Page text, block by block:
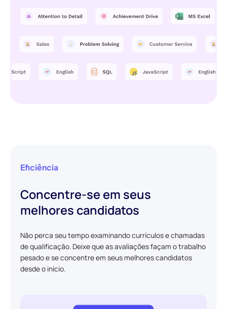
Eficiência
Concentre-se em seus
melhores candidatos
Não perca seu tempo examinando currículos e chamadas
de qualificação. Deixe que as avaliações façam o trabalho
pesado e se concentre em seus melhores candidatos
desde o início.